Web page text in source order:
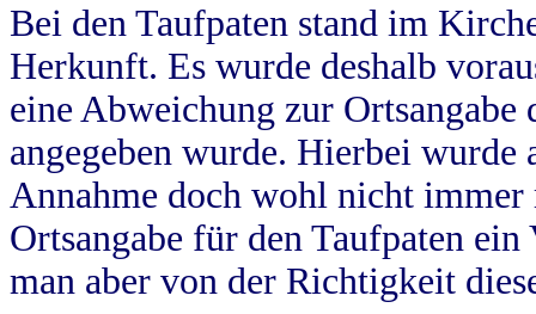
Bei den Taufpaten stand im
Herkunft. Es wurde deshalb
eine Abweichung zur
angegeben wurde. Hierbei wurde
Annahme doch wohl nicht
Ortsangabe für den Taufpaten
man aber von der Richtigkeit